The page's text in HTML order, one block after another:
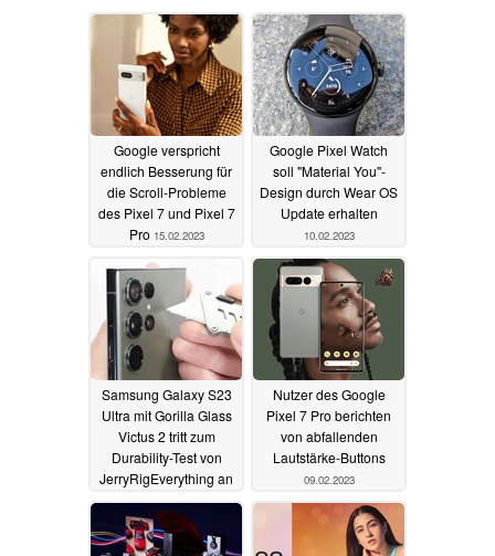
Google verspricht
endlich Besserung für
die Scroll-Probleme
des Pixel 7 und Pixel 7
Pro 15.02.2023
Google Pixel Watch
soll "Material You"-
Design durch Wear OS
Update erhalten
10.02.2023
Samsung Galaxy S23
Ultra mit Gorilla Glass
Victus 2 tritt zum
Durability-Test von
JerryRigEverything an
09.02.2023
Nutzer des Google
Pixel 7 Pro berichten
von abfallenden
Lautstärke-Buttons
09.02.2023